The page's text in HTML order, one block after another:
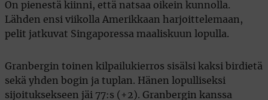
On pienestä kiinni, että natsaa oikein kunnolla.
Lähden ensi viikolla Amerikkaan harjoittelemaan,
pelit jatkuvat Singaporessa maaliskuun lopulla.
Granbergin toinen kilpailukierros sisälsi kaksi birdietä
sekä yhden bogin ja tuplan. Hänen lopulliseksi
sijoituksekseen jäi 77:s (+2). Granbergin kanssa